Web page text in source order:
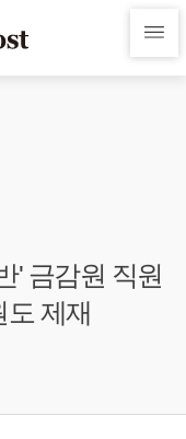
' 금감원 직원
제재